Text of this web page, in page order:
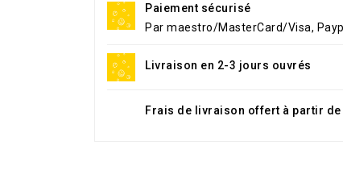
Paiement sécurisé
Par maestro/MasterCard/Visa,
Livraison en 2-3 jours ouvrés
Frais de livraison offert à partir de